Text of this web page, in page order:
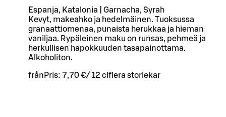
Espanja, Katalonia | Garnacha, Syrah
Kevyt, makeahko ja hedelmäinen. Tuoksussa
granaattiomenaa, punaista herukkaa ja hieman
vaniljaa. Rypäleinen maku on runsas, pehmeä ja
herkullisen hapokkuuden tasapainottama.
Alkoholiton.
från Pris: 7,70 €/ 12 cl flera storlekar